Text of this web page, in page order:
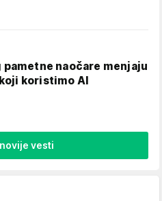
pametne naočare menjaju
koristimo AI
vesti